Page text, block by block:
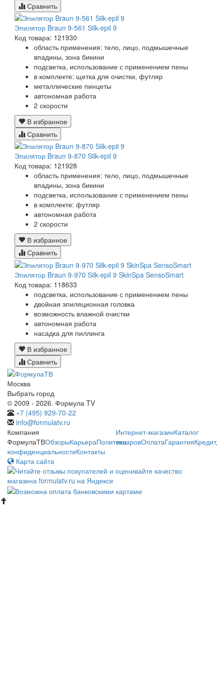
Сравнить
Эпилятор Braun 9-561 Silk-epil 9
Код товара: 121930
область применения: тело, лицо, подмышечные
впадины, зона бикини
подсветка, использование с применением пены
в комплекте: щетка для очистки, футляр
металлические пинцеты
автономная работа
2 скорости
В избранное
Сравнить
Эпилятор Braun 9-870 Silk-epil 9
Код товара: 121928
область применения: тело, лицо, подмышечные
впадины, зона бикини
подсветка, использование с применением пены
в комплекте: футляр
автономная работа
2 скорости
В избранное
Сравнить
Эпилятор Braun 9-970 Silk-epil 9 SkinSpa SensoSmart
Код товара: 118633
подсветка, использование с применением пены
двойная эпиляционная головка
возможность влажной очистки
автономная работа
насадка для пиллинга
В избранное
Сравнить
Москва
Выбрать город
© 2009 - 2026. Формула TV
+7 (495) 929-70-22
info@formulatv.ru
Компания
ФормулаТВОбзорыКарьераПолитика
конфиденциальностиКонтакты
Интернет-магазинКаталог
товаровОплатаГарантияКредит
Карта сайта